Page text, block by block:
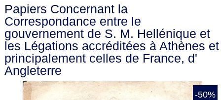
Papiers Concernant la
Correspondance entre le
gouvernement de S. M. Hellénique et
les Légations accréditées à Athènes et
principalement celles de France, d'
Angleterre
-50%